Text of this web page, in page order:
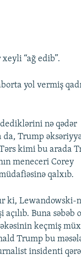
“ağ edib”.
yol vermiş
dediklərini nə qədər
da, Trump
kimi bu arada
meneceri Corey
qalxıb.
ki, Lewandowski-
açılıb. Buna səbəb
keçmiş
Trump bu
insidenti